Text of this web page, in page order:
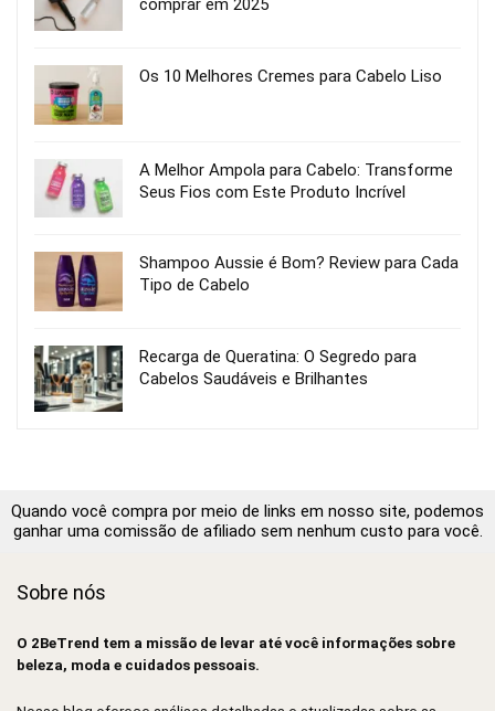
comprar em 2025
Os 10 Melhores Cremes para Cabelo Liso
A Melhor Ampola para Cabelo: Transforme
Seus Fios com Este Produto Incrível
Shampoo Aussie é Bom? Review para Cada
Tipo de Cabelo
Recarga de Queratina: O Segredo para
Cabelos Saudáveis e Brilhantes
Quando você compra por meio de links em nosso site, podemos
ganhar uma comissão de afiliado sem nenhum custo para você.
Sobre nós
O 2BeTrend tem a missão de levar até você informações sobre
beleza, moda e cuidados pessoais.